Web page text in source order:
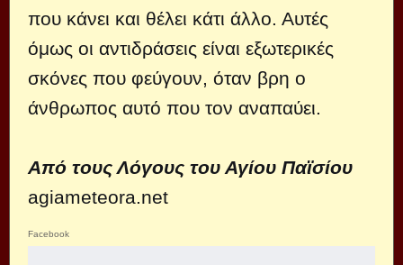
που κάνει και θέλει κάτι άλλο. Αυτές
όμως οι αντιδράσεις είναι εξωτερικές
σκόνες που φεύγουν, όταν βρη ο
άνθρωπος αυτό που τον αναπαύει.
Από τους Λόγους του Αγίου Παϊσίου
agiameteora.net
Facebook